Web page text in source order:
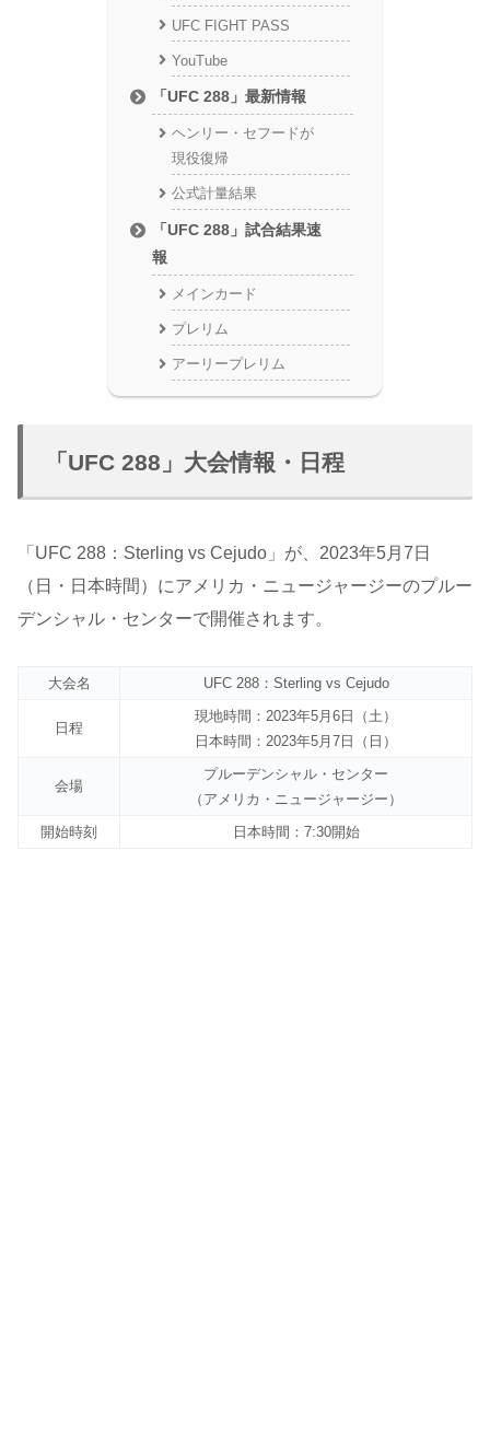
UFC FIGHT PASS
YouTube
「UFC 288」最新情報
ヘンリー・セフードが
現役復帰
公式計量結果
「UFC 288」試合結果速
報
メインカード
プレリム
アーリープレリム
「UFC 288」大会情報・日程
「UFC 288：Sterling vs Cejudo」が、2023年5月7日
（日・日本時間）にアメリカ・ニュージャージーのプルー
デンシャル・センターで開催されます。
大会名 UFC 288：Sterling vs Cejudo
日程
現地時間：2023年5月6日（土）
日本時間：2023年5月7日（日）
会場
プルーデンシャル・センター
（アメリカ・ニュージャージー）
開始時刻
日本時間：7:30開始